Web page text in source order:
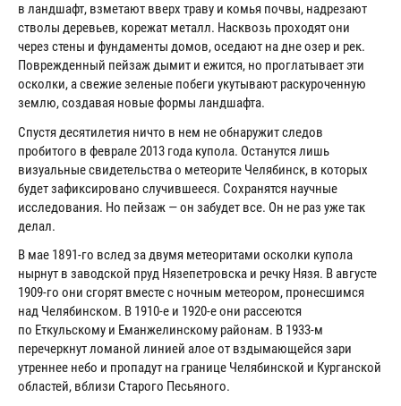
в ландшафт, взметают вверх траву и комья почвы, надрезают
стволы деревьев, корежат металл. Насквозь проходят они
через стены и фундаменты домов, оседают на дне озер и рек.
Поврежденный пейзаж дымит и ежится, но проглатывает эти
осколки, а свежие зеленые побеги укутывают раскуроченную
землю, создавая новые формы ландшафта.
Спустя десятилетия ничто в нем не обнаружит следов
пробитого в феврале 2013 года купола. Останутся лишь
визуальные свидетельства о метеорите Челябинск, в которых
будет зафиксировано случившееся. Сохранятся научные
исследования. Но пейзаж — он забудет все. Он не раз уже так
делал.
В мае 1891-го вслед за двумя метеоритами осколки купола
нырнут в заводской пруд Нязепетровска и речку Нязя. В августе
1909-го они сгорят вместе с ночным метеором, пронесшимся
над Челябинском. В 1910-е и 1920-е они рассеются
по Еткульскому и Еманжелинскому районам. В 1933-м
перечеркнут ломаной линией алое от вздымающейся зари
утреннее небо и пропадут на границе Челябинской и Курганской
областей, вблизи Старого Песьяного.